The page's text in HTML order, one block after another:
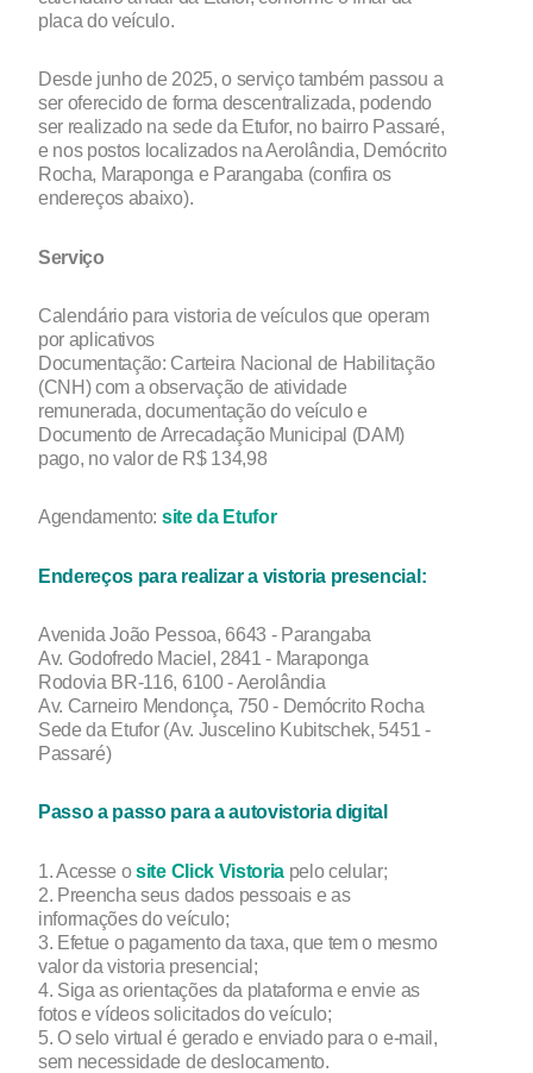
placa do veículo.
Desde junho de 2025, o serviço também passou a
ser oferecido de forma descentralizada, podendo
ser realizado na sede da Etufor, no bairro Passaré,
e nos postos localizados na Aerolândia, Demócrito
Rocha, Maraponga e Parangaba (confira os
endereços abaixo).
Serviço
Calendário para vistoria de veículos que operam
por aplicativos
Documentação: Carteira Nacional de Habilitação
(CNH) com a observação de atividade
remunerada, documentação do veículo e
Documento de Arrecadação Municipal (DAM)
pago, no valor de R$ 134,98
Agendamento: site da Etufor
Endereços para realizar a vistoria presencial:
Avenida João Pessoa, 6643 - Parangaba
Av. Godofredo Maciel, 2841 - Maraponga
Rodovia BR-116, 6100 - Aerolândia
Av. Carneiro Mendonça, 750 - Demócrito Rocha
Sede da Etufor (Av. Juscelino Kubitschek, 5451 -
Passaré)
Passo a passo para a autovistoria digital
1. Acesse osite Click Vistoria pelo celular;
2. Preencha seus dados pessoais e as
informações do veículo;
3. Efetue o pagamento da taxa, que tem o mesmo
valor da vistoria presencial;
4. Siga as orientações da plataforma e envie as
fotos e vídeos solicitados do veículo;
5. O selo virtual é gerado e enviado para o e-mail,
sem necessidade de deslocamento.